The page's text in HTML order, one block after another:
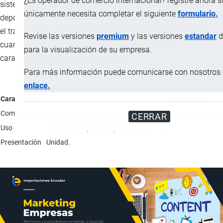
únicamente necesita completar el siguiente formulario.
Revise las versiones premium y las versiones estandar
para la visualización de su empresa.
Para más información puede comunicarse con nosotros
enlace.
CERRAR
sistema conduciendo el flujo de aceite hacia la descarga del
depósito, además la válvula de succión da paso al aceite desde
el tranque para evitar la cavitación del elemento del trabajo
cuando se acciona la otra línea de accionamiento, y no tiene
características especiales para riego.
Característica
Componentes
Carcasa (cuerpo) de acero, elemento obturador de
Uso
Presentación
Unidad.